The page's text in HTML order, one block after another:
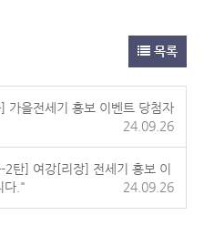
목록
가을전세기 홍보 이벤트 당첨자
24.09.26
2탄] 여강[리장] 전세기 홍보 이
다."
24.09.26